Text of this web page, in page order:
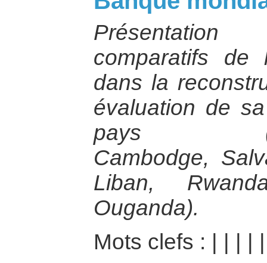
comparatifs de
dans la
évaluation de
pays
Cambodge,
Liban,
Ouganda).
Mots clefs :